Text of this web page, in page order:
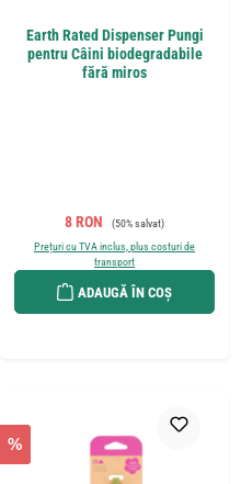
Earth Rated Dispenser Pungi
pentru Câini biodegradabile
fără miros
Preț de vânzare:
8 RON Preț obișnuit:
(50% salvat)
Prețuri cu TVA inclus, plus costuri de
transport
ADAUGĂ ÎN COȘ
%